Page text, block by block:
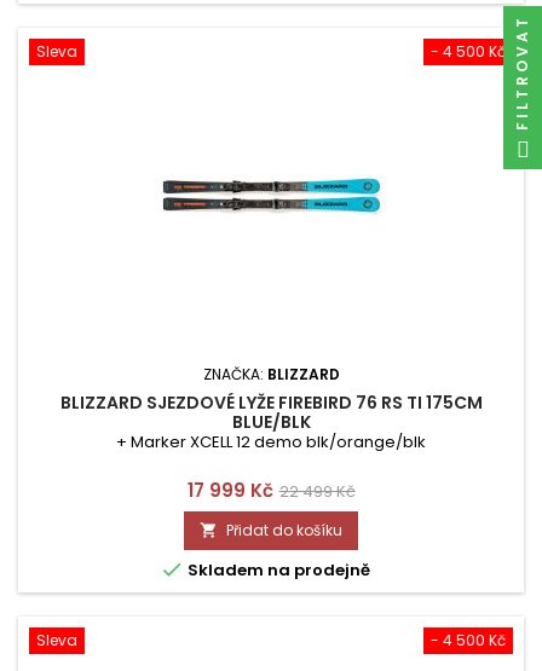
- 4 500 Kč
Sleva
ZNAČKA: BLIZZARD
BLIZZARD SJEZDOVÉ LYŽE FIREBIRD 76 RS TI 175CM
BLUE/BLK
+ Marker XCELL 12 demo blk/orange/blk
Cena
17 999 Kč Běžná
cena
22 499 Kč
 Přidat do košíku
 Skladem na prodejně
- 4 500 Kč
Sleva
FILTROVAT